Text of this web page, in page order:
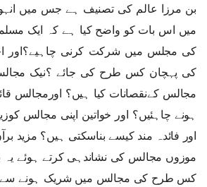
بن مرزا عالم کی تصنیف ہے جس میں
میں اس بات کو واضح کیا ہے کہ ایک
کی مجلس میں شرکت کرنی چاہیے؟اور
کی پہچان کس طرح کی جائے ؟نیک
مجالس کےنقصانات کیا ہیں؟ اورمجالس
ہونے چاہئیں؟ اور خواتین اپنی مجالس
اور فائدہ مند کیسے بناسکتی ہیں؟ مزید
موزوں مجالس کی نشاندہی کرتے ہوئے یہ
کس طرح کی مجالس میں شریک ہونے سے